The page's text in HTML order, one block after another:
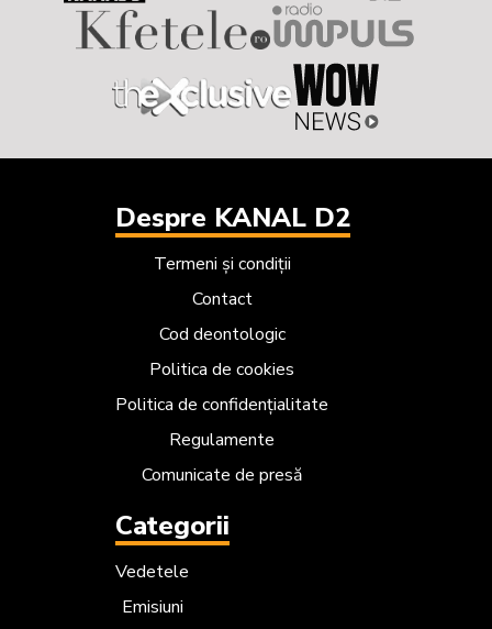
Despre KANAL D2
Termeni și condiții
Contact
Cod deontologic
Politica de cookies
Politica de confidențialitate
Regulamente
Comunicate de presă
Categorii
Vedetele
Emisiuni